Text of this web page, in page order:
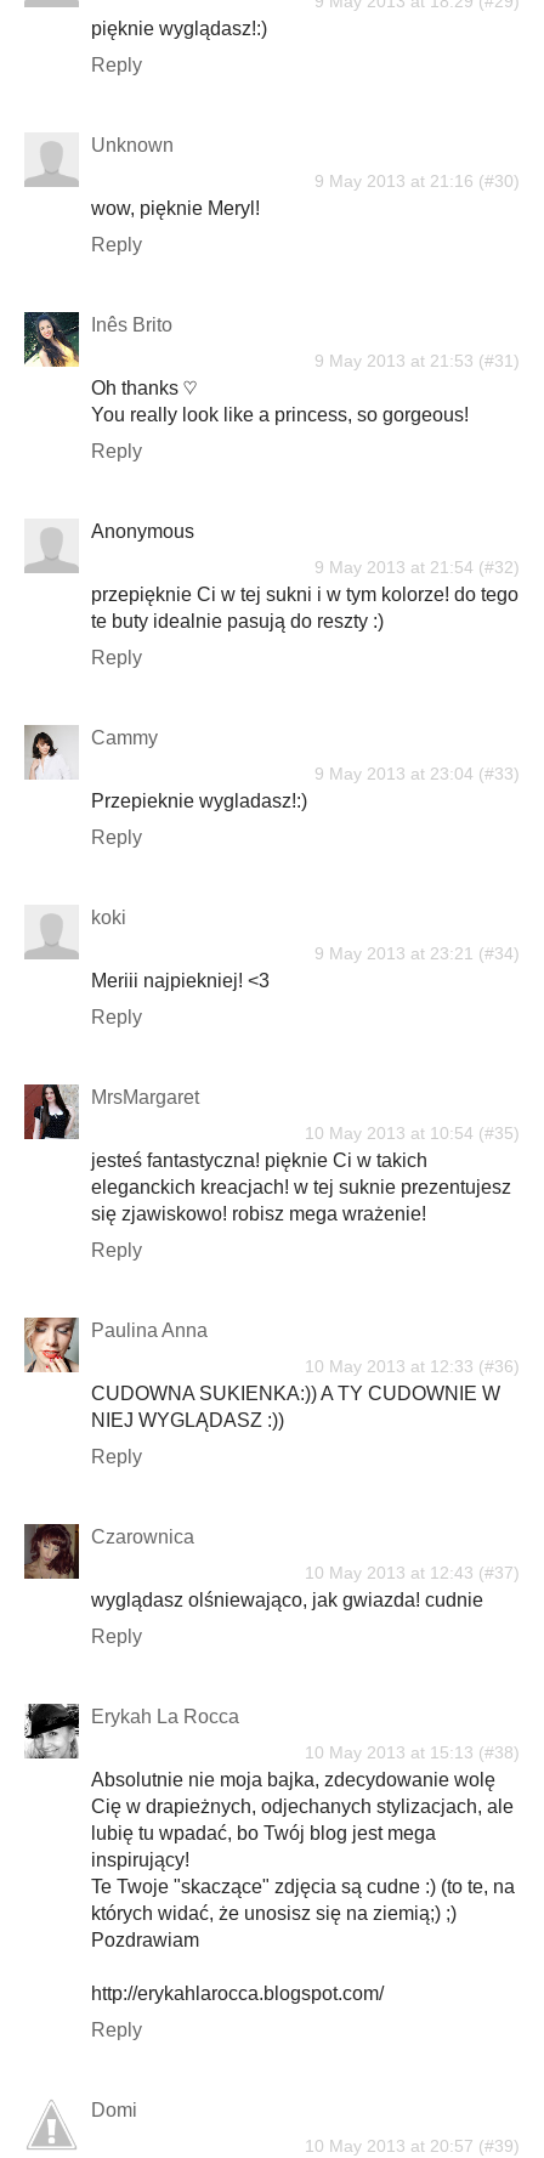
pięknie wyglądasz!:)
Reply
Unknown
9 May 2013 at 21:16
wow, pięknie Meryl!
Reply
Inês Brito
9 May 2013 at 21:53
Oh thanks ♡
You really look like a princess, so gorgeous!
Reply
Anonymous
9 May 2013 at 21:54
przepięknie Ci w tej sukni i w tym kolorze! do tego
te buty idealnie pasują do reszty :)
Reply
Cammy
9 May 2013 at 23:04
Przepieknie wygladasz!:)
Reply
koki
9 May 2013 at 23:21
Meriii najpiekniej! <3
Reply
MrsMargaret
10 May 2013 at 10:54
jesteś fantastyczna! pięknie Ci w takich
eleganckich kreacjach! w tej suknie prezentujesz
się zjawiskowo! robisz mega wrażenie!
Reply
Paulina Anna
10 May 2013 at 12:33
CUDOWNA SUKIENKA:)) A TY CUDOWNIE W
NIEJ WYGLĄDASZ :))
Reply
Czarownica
10 May 2013 at 12:43
wyglądasz olśniewająco, jak gwiazda! cudnie
Reply
Erykah La Rocca
10 May 2013 at 15:13
Absolutnie nie moja bajka, zdecydowanie wolę
Cię w drapieżnych, odjechanych stylizacjach, ale
lubię tu wpadać, bo Twój blog jest mega
inspirujący!
Te Twoje "skaczące" zdjęcia są cudne :) (to te, na
których widać, że unosisz się na ziemią;) ;)
Pozdrawiam
http://erykahlarocca.blogspot.com/
Reply
Domi
10 May 2013 at 20:57